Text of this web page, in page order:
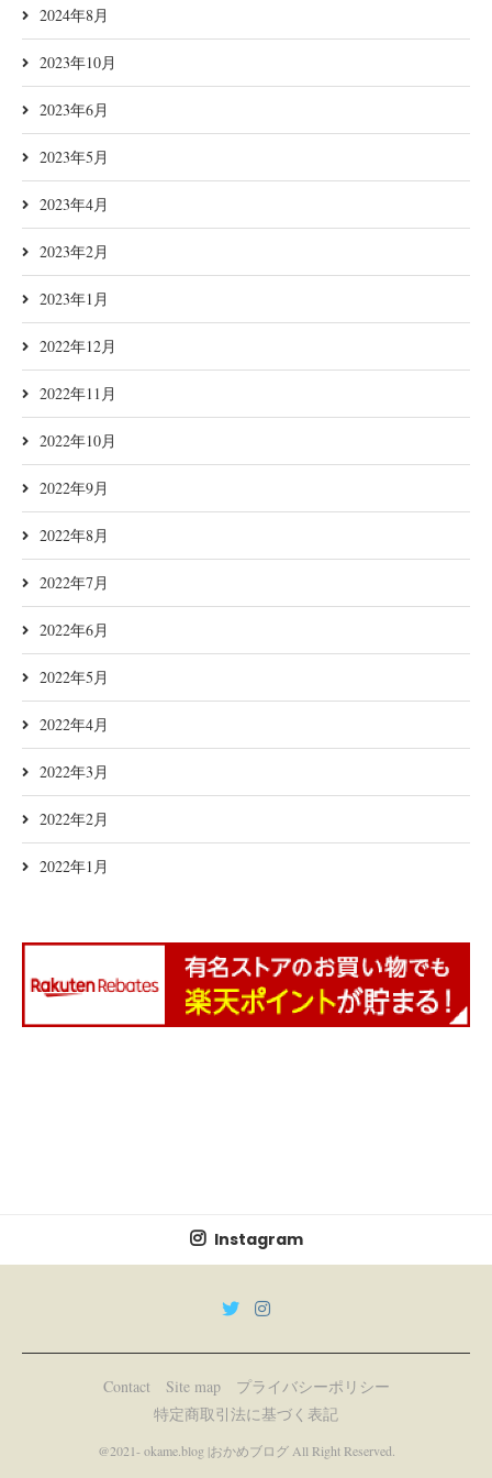
2024年8月
2023年10月
2023年6月
2023年5月
2023年4月
2023年2月
2023年1月
2022年12月
2022年11月
2022年10月
2022年9月
2022年8月
2022年7月
2022年6月
2022年5月
2022年4月
2022年3月
2022年2月
2022年1月
Instagram
Contact Site map
プライバシーポリシー
特定商取引法に基づく表記
@2021- okame.blog |おかめブログ All Right Reserved.